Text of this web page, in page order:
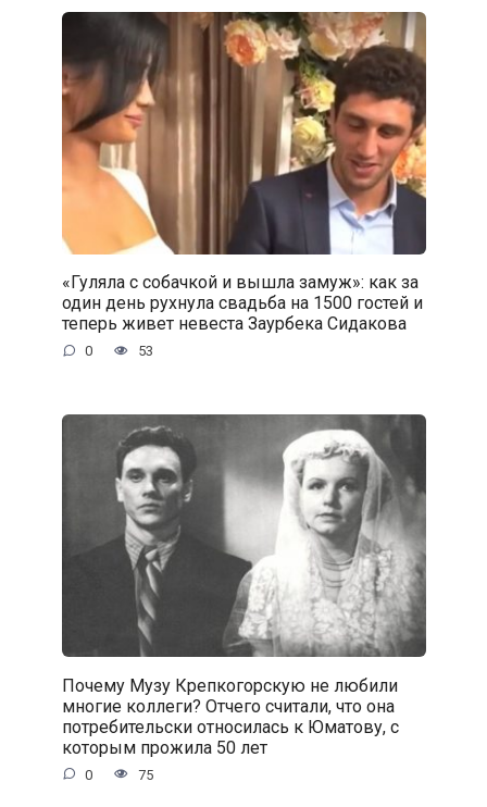
«Гуляла с собачкой и вышла замуж»: как за
один день рухнула свадьба на 1500 гостей и
теперь живет невеста Заурбека Сидакова
0 53
Почему Музу Крепкогорскую не любили
многие коллеги? Отчего считали, что она
потребительски относилась к Юматову, с
которым прожила 50 лет
0 75